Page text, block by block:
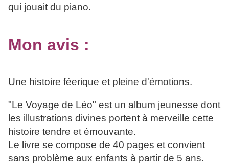
qui jouait du piano.
Mon avis :
Une histoire féerique et pleine d'émotions.
"Le Voyage de Léo" est un album jeunesse dont
les illustrations divines portent à merveille cette
histoire tendre et émouvante.
Le livre se compose de 40 pages et convient
sans problème aux enfants à partir de 5 ans.